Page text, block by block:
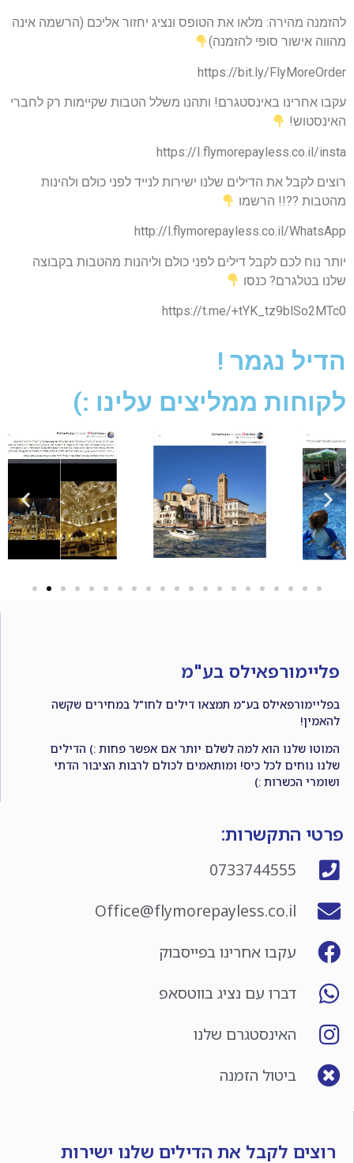
להזמנה מהירה: מלאו את הטופס ונציג יחזור אליכם (הרשמה אינה
מהווה אישור סופי להזמנה)
https://bit.ly/FlyMoreOrder
עקבו אחרינו באינסטגרם! ותהנו משלל הטבות שקיימות רק לחברי
האינסטוש!
https://I.flymorepayless.co.il/insta
רוצים לקבל את הדילים שלנו ישירות לנייד לפני כולם ולהינות
מהטבות ??!! הרשמו
http://l.flymorepayless.co.il/WhatsApp
יותר נוח לכם לקבל דילים לפני כולם וליהנות מהטבות בקבוצה
שלנו בטלגרם? כנסו
https://t.me/+tYK_tz9blSo2MTc0
הדיל נגמר !
לקוחות ממליצים עלינו :)
פליימורפאילס בע"מ
בפליימורפאילס בע"מ תמצאו דילים לחו"ל במחירים שקשה
להאמין!
המוטו שלנו הוא למה לשלם יותר אם אפשר פחות :) הדילים
שלנו נוחים לכל כיס! ומותאמים לכולם לרבות הציבור הדתי
ושומרי הכשרות :)
פרטי התקשרות:
0733744555
Office@flymorepayless.co.il
עקבו אחרינו בפייסבוק
דברו עם נציג בווטסאפ
האינסטגרם שלנו
ביטול הזמנה
רוצים לקבל את הדילים שלנו ישירות